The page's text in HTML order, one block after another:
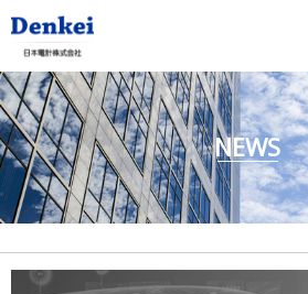
ニュースリリース
企業情報
投資家情報
NEWS